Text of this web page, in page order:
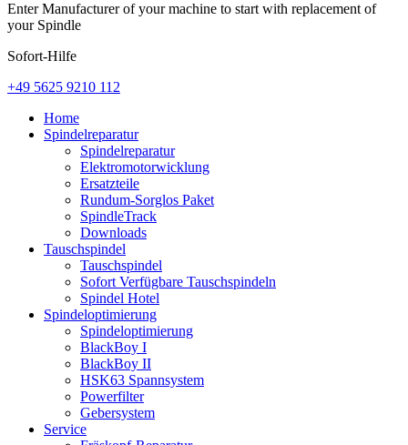
Enter Manufacturer of your machine to start with replacement of
your Spindle
Sofort-Hilfe
+49 5625 9210 112
Home
Spindelreparatur
Spindelreparatur
Elektromotorwicklung
Ersatzteile
Rundum-Sorglos Paket
SpindleTrack
Downloads
Tauschspindel
Tauschspindel
Sofort Verfügbare Tauschspindeln
Spindel Hotel
Spindeloptimierung
Spindeloptimierung
BlackBoy I
BlackBoy II
HSK63 Spannsystem
Powerfilter
Gebersystem
Service